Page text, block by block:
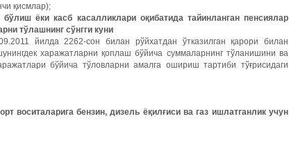
қисмлар);
ёки касб касалликлари оқибатида тайинланган пенсиялар
тўлашнинг сўнгги куни
йилда 2262-сон билан рўйхатдан ўтказилган қарори билан
харажатларни қоплаш бўйича суммаларнинг тўланишини ва
бўйича тўловларни амалга ошириш тартиби тўғрисидаги
воситаларига бензин,дизель ёқилғиси ва газ ишлатганлик учун